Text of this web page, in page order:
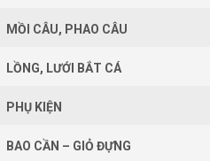
MỒI CÂU, PHAO CÂU
LỒNG, LƯỚI BẮT CÁ
PHỤ KIỆN
BAO CẦN – GIỎ ĐỰNG